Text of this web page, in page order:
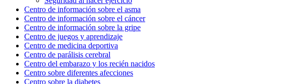
Centro de información sobre el asma
Centro de información sobre el cáncer
Centro de información sobre la gripe
Centro de juegos y aprendizaje
Centro de medicina deportiva
Centro de parálisis cerebral
Centro del embarazo y los recién nacidos
Centro sobre diferentes afecciones
Centro sobre la diabetes